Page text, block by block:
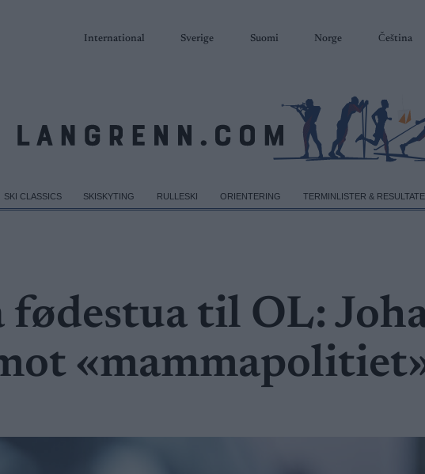
International Sverige Suomi Norge Čeština
SKI CLASSICS SKISKYTING RULLESKI ORIENTERING TERMINLISTER &
til OL: